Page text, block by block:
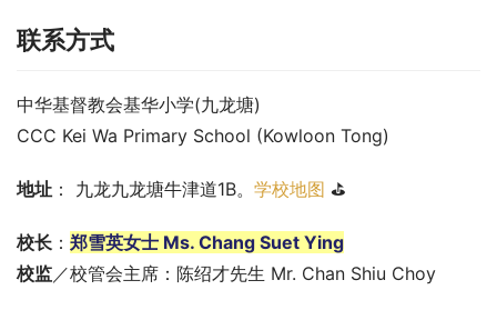
联系方式
中华基督教会基华小学(九龙塘)
CCC Kei Wa Primary School (Kowloon Tong)
地址 ： 九龙九龙塘牛津道1B。 学校地图 ⛳
校长 ： 郑雪英女士 Ms. Chang Suet Ying
校监／校管会主席：陈绍才先生 Mr. Chan Shiu Choy